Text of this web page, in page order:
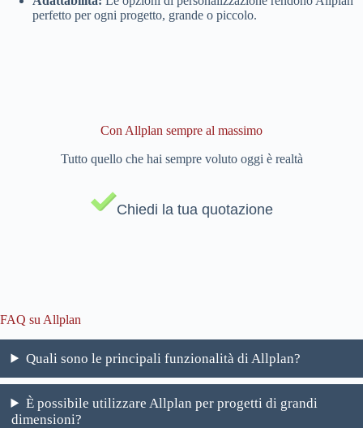
perfetto per ogni progetto, grande o piccolo.
Con Allplan sempre al massimo
Tutto quello che hai sempre voluto oggi è realtà
Chiedi la tua quotazione
FAQ su Allplan
Quali sono le principali funzionalità di Allplan?
È possibile utilizzare Allplan per progetti di grandi
dimensioni?